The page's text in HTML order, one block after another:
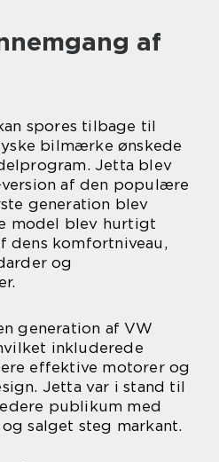
af
spores tilbage til
bilmærke ønskede
Jetta blev
version af den populære
generation blev
model blev hurtigt
komfortniveau,
og
generation af VW
inkluderede
effektive motorer og
Jetta var i stand til
publikum med
salget steg markant.